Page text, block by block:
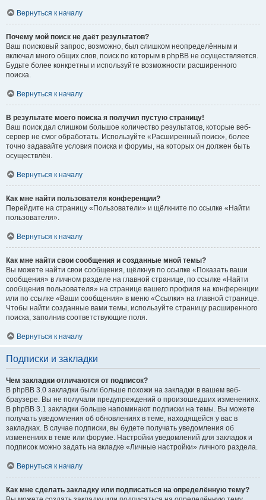
Вернуться к началу
Почему мой поиск не даёт результатов?
Ваш поисковый запрос, возможно, был слишком неопределённым и
включал много общих слов, поиск по которым в phpBB не осуществляется.
Будьте более конкретны и используйте возможности расширенного
поиска.
Вернуться к началу
В результате моего поиска я получил пустую страницу!
Ваш поиск дал слишком большое количество результатов, которые веб-
сервер не смог обработать. Используйте «Расширенный поиск», более
точно задавайте условия поиска и форумы, на которых он должен быть
осуществлён.
Вернуться к началу
Как мне найти пользователя конференции?
Перейдите на страницу «Пользователи» и щёлкните по ссылке «Найти
пользователя».
Вернуться к началу
Как мне найти свои сообщения и созданные мной темы?
Вы можете найти свои сообщения, щёлкнув по ссылке «Показать ваши
сообщения» в личном разделе на главной странице, по ссылке «Найти
сообщения пользователя» на странице вашего профиля на конференции
или по ссылке «Ваши сообщения» в меню «Ссылки» на главной странице.
Чтобы найти созданные вами темы, используйте страницу расширенного
поиска, заполнив соответствующие поля.
Вернуться к началу
Подписки и закладки
Чем закладки отличаются от подписок?
В phpBB 3.0 закладки были больше похожи на закладки в вашем веб-
браузере. Вы не получали предупреждений о произошедших изменениях.
В phpBB 3.1 закладки больше напоминают подписки на темы. Вы можете
получать уведомления об обновлениях в теме, находящейся у вас в
закладках. В случае подписки, вы будете получать уведомления об
изменениях в теме или форуме. Настройки уведомлений для закладок и
подписок можно задать на вкладке «Личные настройки» личного раздела.
Вернуться к началу
Как мне сделать закладку или подписаться на определённую тему?